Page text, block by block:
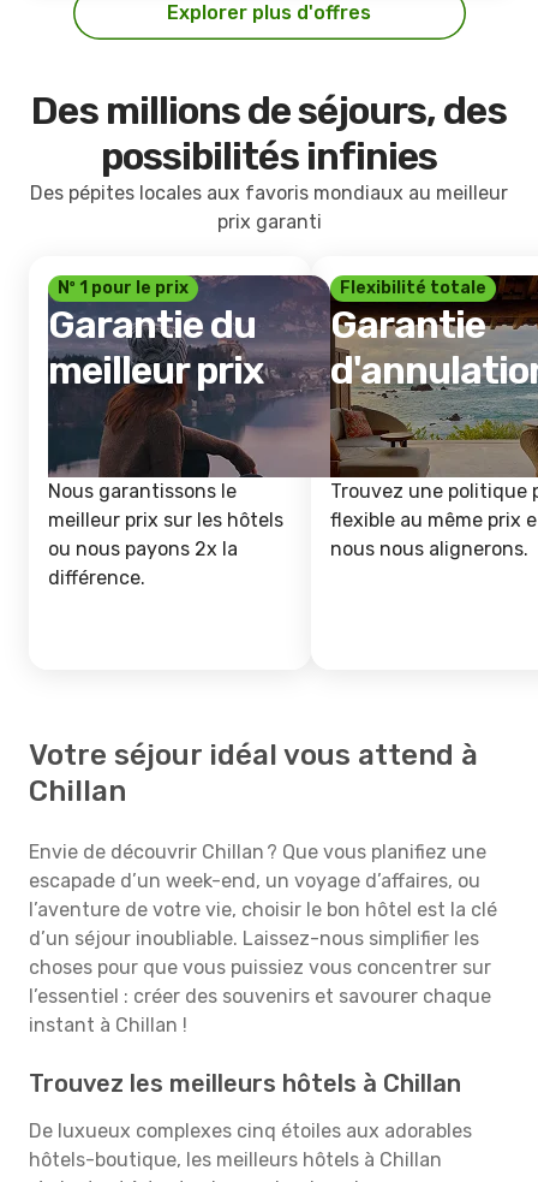
Explorer plus d'offres
Des millions de séjours, des
possibilités infinies
Des pépites locales aux favoris mondiaux au meilleur
prix garanti
Nº 1 pour le prix
Garantie du
meilleur prix
Nous garantissons le
meilleur prix sur les hôtels
ou nous payons 2x la
différence.
Flexibilité totale
Garantie
Trouvez une politique
flexible au même prix
nous nous alignerons.
Votre séjour idéal vous attend à
Chillan
Envie de découvrir Chillan ? Que vous planifiez une
escapade d’un week-end, un voyage d’affaires, ou
l’aventure de votre vie, choisir le bon hôtel est la clé
d’un séjour inoubliable. Laissez-nous simplifier les
choses pour que vous puissiez vous concentrer sur
l’essentiel : créer des souvenirs et savourer chaque
instant à Chillan !
Trouvez les meilleurs hôtels à Chillan
De luxueux complexes cinq étoiles aux adorables
hôtels-boutique, les meilleurs hôtels à Chillan